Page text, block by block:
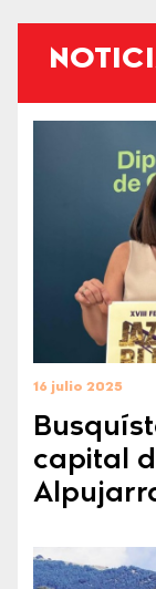
16 julio 2025
capital